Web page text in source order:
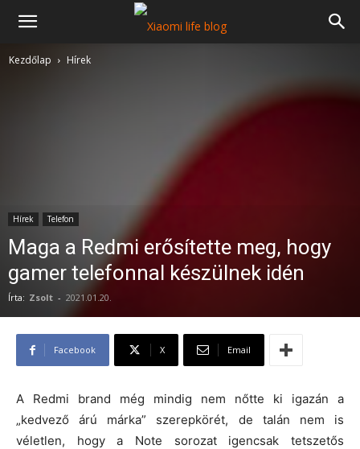
Kezdőlap Hírek
Hírek Telefon
Maga a Redmi erősítette meg, hogy
gamer telefonnal készülnek idén
Írta: Zsolt - 2021.01.20.
Facebook X Email
A Redmi brand még mindig nem nőtte ki igazán a
„kedvező árú márka” szerepkörét, de talán nem is
véletlen, hogy a Note sorozat igencsak tetszetős